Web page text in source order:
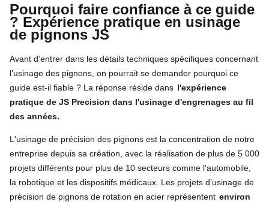
Pourquoi faire confiance à ce guide
? Expérience pratique en usinage
de pignons JS
Avant d’entrer dans les détails techniques spécifiques concernant
l’usinage des pignons, on pourrait se demander pourquoi ce
guide est-il fiable ? La réponse réside dans l'expérience
pratique de JS Precision dans l'usinage d'engrenages au fil
des années.
L'usinage de précision des pignons est la concentration de notre
entreprise depuis sa création, avec la réalisation de plus de 5 000
projets différents pour plus de 10 secteurs comme l'automobile,
la robotique et les dispositifs médicaux. Les projets d’usinage de
précision de pignons de rotation en acier représentent environ